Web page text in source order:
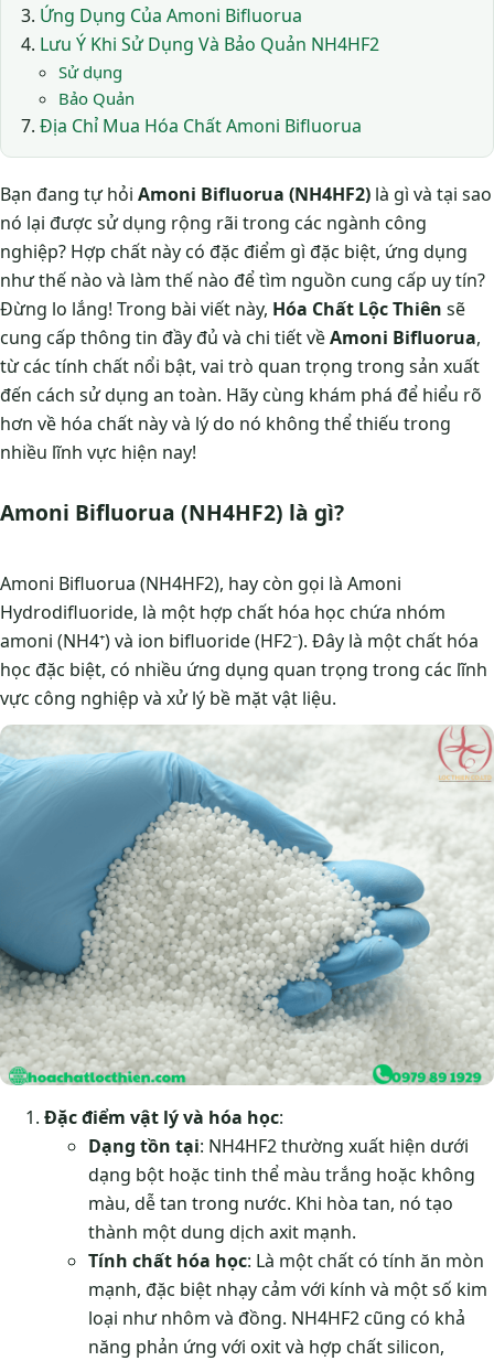
Ứng Dụng Của Amoni Bifluorua
Lưu Ý Khi Sử Dụng Và Bảo Quản NH4HF2
Sử dụng
Bảo Quản
Địa Chỉ Mua Hóa Chất Amoni Bifluorua
Bạn đang tự hỏi Amoni Bifluorua (NH4HF2) là gì và tại sao
nó lại được sử dụng rộng rãi trong các ngành công
nghiệp? Hợp chất này có đặc điểm gì đặc biệt, ứng dụng
như thế nào và làm thế nào để tìm nguồn cung cấp uy tín?
Đừng lo lắng! Trong bài viết này, Hóa Chất Lộc Thiên sẽ
cung cấp thông tin đầy đủ và chi tiết vềAmoni Bifluorua,
từ các tính chất nổi bật, vai trò quan trọng trong sản xuất
đến cách sử dụng an toàn. Hãy cùng khám phá để hiểu rõ
hơn về hóa chất này và lý do nó không thể thiếu trong
nhiều lĩnh vực hiện nay!
Amoni Bifluorua (NH4HF2) là gì?
Amoni Bifluorua (NH4HF2), hay còn gọi là Amoni
Hydrodifluoride, là một hợp chất hóa học chứa nhóm
amoni (NH4⁺) và ion bifluoride (HF2⁻). Đây là một chất hóa
học đặc biệt, có nhiều ứng dụng quan trọng trong các lĩnh
vực công nghiệp và xử lý bề mặt vật liệu.
Đặc điểm vật lý và hóa học:
Dạng tồn tại: NH4HF2 thường xuất hiện dưới
dạng bột hoặc tinh thể màu trắng hoặc không
màu, dễ tan trong nước. Khi hòa tan, nó tạo
thành một dung dịch axit mạnh.
Tính chất hóa học: Là một chất có tính ăn mòn
mạnh, đặc biệt nhạy cảm với kính và một số kim
loại như nhôm và đồng. NH4HF2 cũng có khả
năng phản ứng với oxit và hợp chất silicon,